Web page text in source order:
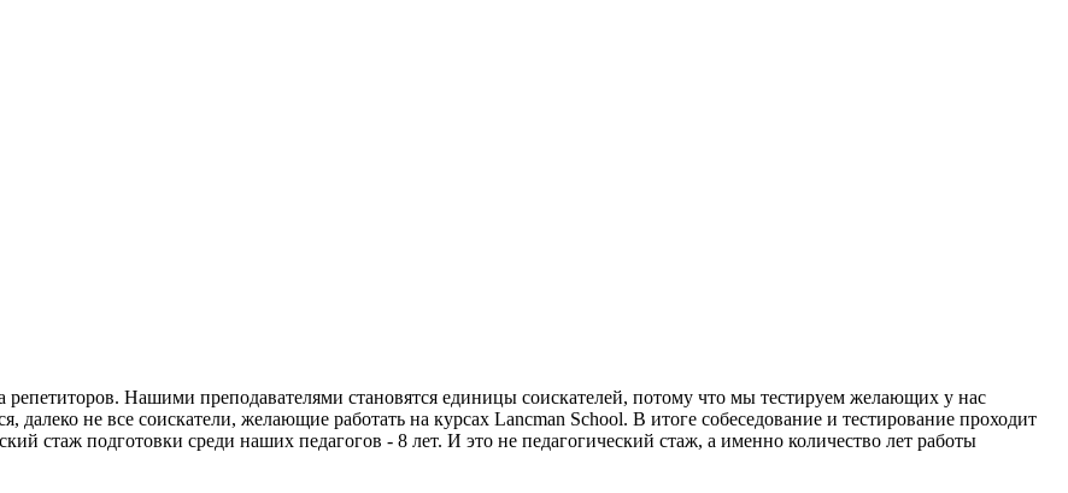
репетиторов. Нашими преподавателями становятся единицы соискателей, потому что мы тестируем желающих у нас
далеко не все соискатели, желающие работать на курсах Lancman School. В итоге собеседование и тестирование проходит
стаж подготовки среди наших педагогов - 8 лет. И это не педагогический стаж, а именно количество лет работы